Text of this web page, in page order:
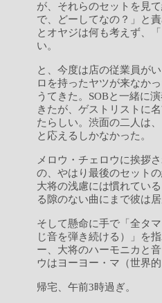
が、それらのセットを見
で、どーしてなの？」と
とオヤジは何も考えず、
い。
と、今度は店の従業員が
ロを持ったヤツが来なか
うてきた。SOBと一緒に
きたが、ゲストリストに
たらしい。渋面の二人は
と応えるしかなかった。
メロウ・チェロウに挨拶
の、やはり最後のセット
大将の浅慮には慣れてい
る隙のない曲にまで彼は
そして懸命に手で「全タ
じ音を弾き続ける）」を
ー、大将のハーモニカと
ウはヨーヨー・マ（世界
帰宅、午前3時過ぎ。